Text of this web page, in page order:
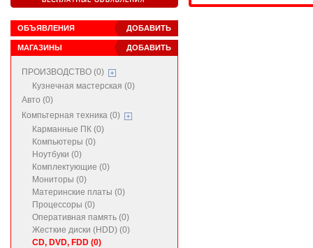
ДОБАВИТЬ
ОБЪЯВЛЕНИЯ
ДОБАВИТЬ
МАГАЗИНЫ
ПРОИЗВОДСТВО (0)
Кузнечная мастерская (0)
Авто (0)
Компьтерная техника (0)
Карманные ПК (0)
Компьютеры (0)
Ноутбуки (0)
Комплектующие (0)
Мониторы (0)
Материнские платы (0)
Процессоры (0)
Оперативная память (0)
Жесткие диски (HDD) (0)
CD, DVD, FDD (0)